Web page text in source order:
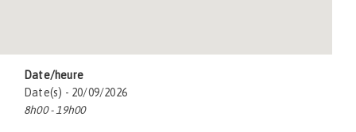
Date/heure
Date(s) - 20/09/2026
8h00 - 19h00